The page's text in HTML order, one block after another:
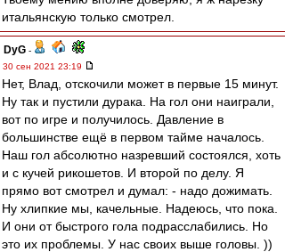
итальянскую только смотрел.
DyG -
30 сен 2021 23:19
Нет, Влад, отскочили может в первые 15 минут.
Ну так и пустили дурака. На гол они наиграли,
вот по игре и получилось. Давление в
большинстве ещё в первом тайме началось.
Наш гол абсолютно назревший состоялся, хоть
и с кучей рикошетов. И второй по делу. Я
прямо вот смотрел и думал: - надо дожимать.
Ну хлипкие мы, качельные. Надеюсь, что пока.
И они от быстрого гола подрасслабились. Но
это их проблемы. У нас своих выше головы. ))